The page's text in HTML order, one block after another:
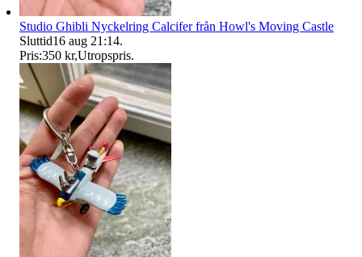
Studio Ghibli Nyckelring Calcifer från Howl's Moving Castle
Sluttid16 aug 21:14.
Pris:350 kr,Utropspris.